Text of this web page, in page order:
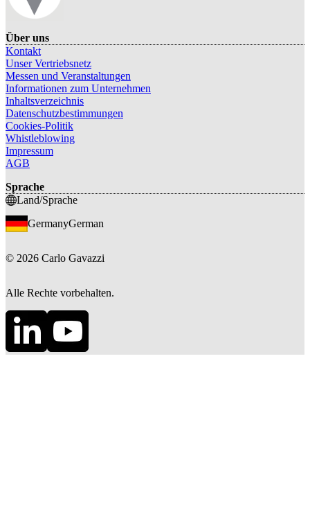
Über uns
Kontakt
Unser Vertriebsnetz
Messen und Veranstaltungen
Informationen zum Unternehmen
Inhaltsverzeichnis
Datenschutzbestimmungen
Cookies-Politik
Whistleblowing
Impressum
AGB
Sprache
Land/Sprache
GermanyGerman
© 2026 Carlo Gavazzi
Alle Rechte vorbehalten.